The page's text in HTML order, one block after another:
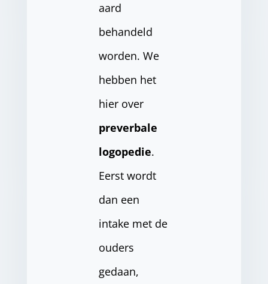
aard
behandeld
worden. We
hebben het
hier over
preverbale
logopedie.
Eerst wordt
dan een
intake met de
ouders
gedaan,